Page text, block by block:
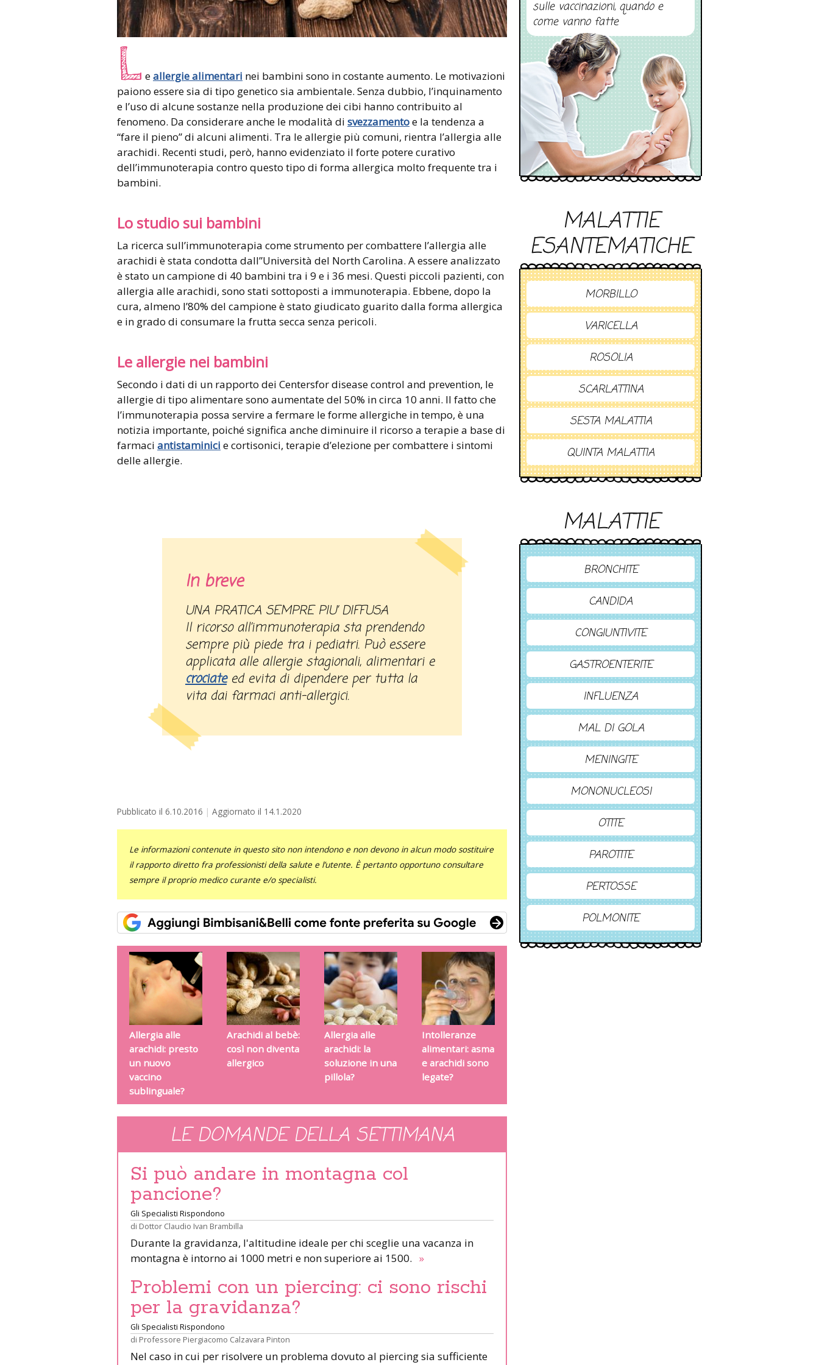
L eallergie alimentari nei bambini sono in costante aumento. Le motivazioni
paiono essere sia di tipo genetico sia ambientale. Senza dubbio, l’inquinamento
e l’uso di alcune sostanze nella produzione dei cibi hanno contribuito al
fenomeno. Da considerare anche le modalità di svezzamentoe la tendenza a
“fare il pieno” di alcuni alimenti. Tra le allergie più comuni, rientra l’allergia alle
arachidi. Recenti studi, però, hanno evidenziato il forte potere curativo
dell’immunoterapia contro questo tipo di forma allergica molto frequente tra i
bambini.
Lo studio sui bambini
La ricerca sull’immunoterapia come strumento per combattere l’allergia alle
arachidi è stata condotta dall”Università del North Carolina. A essere analizzato
è stato un campione di 40 bambini tra i 9 e i 36 mesi. Questi piccoli pazienti, con
allergia alle arachidi, sono stati sottoposti a immunoterapia. Ebbene, dopo la
cura, almeno l’80% del campione è stato giudicato guarito dalla forma allergica
e in grado di consumare la frutta secca senza pericoli.
Le allergie nei bambini
Secondo i dati di un rapporto dei Centersfor disease control and prevention, le
allergie di tipo alimentare sono aumentate del 50% in circa 10 anni. Il fatto che
l’immunoterapia possa servire a fermare le forme allergiche in tempo, è una
notizia importante, poiché significa anche diminuire il ricorso a terapie a base di
farmaci antistaminici e cortisonici, terapie d’elezione per combattere i sintomi
delle allergie.
In breve
UNA PRATICA SEMPRE PIU’ DIFFUSA
Il ricorso all’immunoterapia sta prendendo
sempre più piede tra i pediatri. Può essere
applicata alle allergie stagionali, alimentari e
crociateed evita di dipendere per tutta la
vita dai farmaci anti-allergici.
Pubblicato il 6.10.2016 Aggiornato il 14.1.2020
Le informazioni contenute in questo sito non intendono e non devono in alcun modo sostituire
il rapporto diretto fra professionisti della salute e l’utente. È pertanto opportuno consultare
sempre il proprio medico curante e/o specialisti.
Allergia alle
arachidi: presto
un nuovo
vaccino
sublinguale?
Arachidi al bebè:
così non diventa
allergico
Allergia alle
arachidi: la
soluzione in una
pillola?
Intolleranze
alimentari: asma
e arachidi sono
legate?
LE DOMANDE DELLA SETTIMANA
Si può andare in montagna col
pancione?
Gli Specialisti Rispondono
di Dottor Claudio Ivan Brambilla
Durante la gravidanza, l'altitudine ideale per chi sceglie una vacanza in
montagna è intorno ai 1000 metri e non superiore ai 1500. »
Problemi con un piercing: ci sono rischi
per la gravidanza?
Gli Specialisti Rispondono
di Professore Piergiacomo Calzavara Pinton
Nel caso in cui per risolvere un problema dovuto al piercing sia sufficiente
sulle vaccinazioni, quando e
come vanno fatte
MALATTIE
ESANTEMATICHE
MORBILLO
VARICELLA
ROSOLIA
SCARLATTINA
SESTA MALATTIA
QUINTA MALATTIA
MALATTIE
BRONCHITE
CANDIDA
CONGIUNTIVITE
GASTROENTERITE
INFLUENZA
MAL DI GOLA
MENINGITE
MONONUCLEOSI
OTITE
PAROTITE
PERTOSSE
POLMONITE